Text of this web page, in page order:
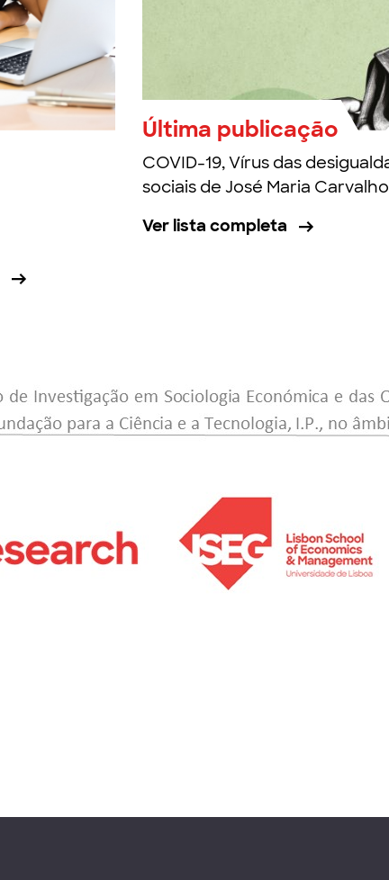
Última publicação
COVID-19, Vírus das
sociais de José Maria
Ver lista completa